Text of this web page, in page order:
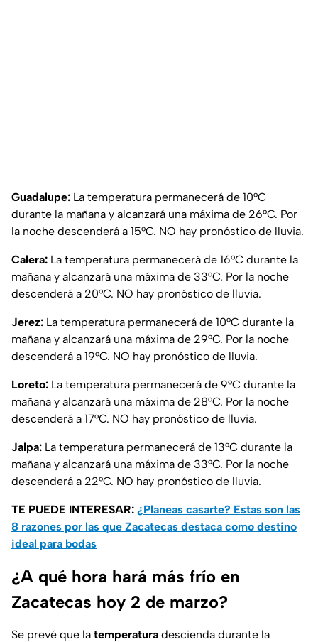
Guadalupe: La temperatura permanecerá de 10°C
durante la mañana y alcanzará una máxima de 26°C. Por
la noche descenderá a 15°C. NO hay pronóstico de lluvia.
Calera: La temperatura permanecerá de 16°C durante la
mañana y alcanzará una máxima de 33°C. Por la noche
descenderá a 20°C. NO hay pronóstico de lluvia.
Jerez: La temperatura permanecerá de 10°C durante la
mañana y alcanzará una máxima de 29°C. Por la noche
descenderá a 19°C. NO hay pronóstico de lluvia.
Loreto: La temperatura permanecerá de 9°C durante la
mañana y alcanzará una máxima de 28°C. Por la noche
descenderá a 17°C. NO hay pronóstico de lluvia.
Jalpa: La temperatura permanecerá de 13°C durante la
mañana y alcanzará una máxima de 33°C. Por la noche
descenderá a 22°C. NO hay pronóstico de lluvia.
TE PUEDE INTERESAR: ¿Planeas casarte? Estas son las
8 razones por las que Zacatecas destaca como destino
ideal para bodas
¿A qué hora hará más frío en
Zacatecas hoy 2 de marzo?
Se prevé que la temperatura descienda durante la